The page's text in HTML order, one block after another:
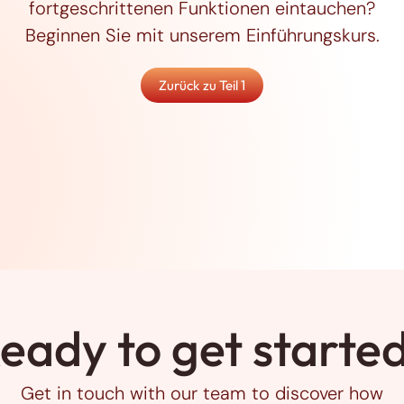
fortgeschrittenen Funktionen eintauchen?
Beginnen Sie mit unserem Einführungskurs.
Zurück zu Teil 1
to get
Get in touch with our team to discover how